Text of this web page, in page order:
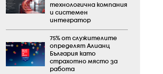
технологична компания
и системен
интегратор
75% от служителите
определят Алианц
България като
страхотно място за
работа